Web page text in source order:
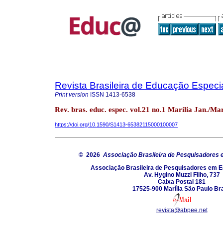
Revista Brasileira de Educação
Print version ISSN 1413-6538
Rev. bras. educ. espec. vol.21 no.1 Marília Jan./
https://doi.org/10.1590/S1413-65382115000100007
© 2026 Associação Brasileira de Pesquisadores
Associação Brasileira de Pesquisadores em
Av. Hygino Muzzi Filho, 737
Caixa Postal 181
17525-900 Marília São Paulo
revista@abpee.net